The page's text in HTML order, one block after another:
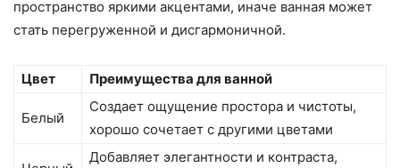
пространство яркими акцентами, иначе ванная может
стать перегруженной и дисгармоничной.
Цвет Преимущества для ванной
Белый
Создает ощущение простора и чистоты,
хорошо сочетает с другими цветами
Добавляет элегантности и контраста,